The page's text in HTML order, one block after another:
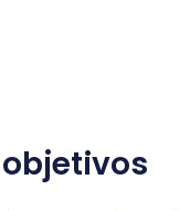
objetivos